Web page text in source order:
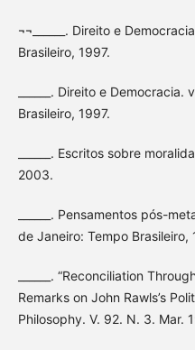
¬¬______. Direito e
Brasileiro, 1997.
______. Direito e
Brasileiro, 1997.
______. Escritos sobre
2003.
______. Pensamentos pós-
de Janeiro: Tempo Brasileiro,
______. “Reconciliation
Remarks on John Rawls’s
Philosophy. V. 92. N. 3. Mar.